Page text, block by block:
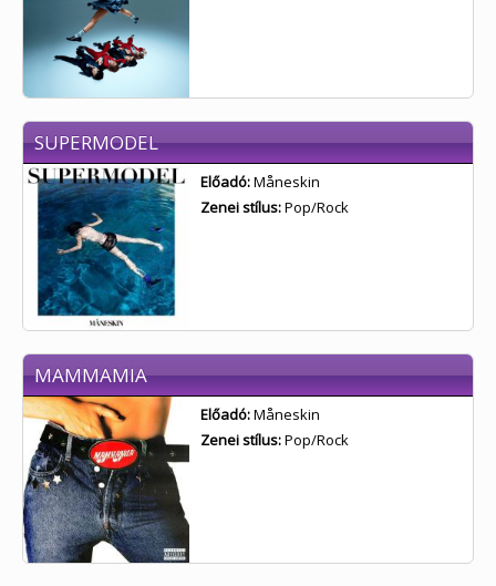
SUPERMODEL
Előadó:Måneskin
Zenei stílus:Pop/Rock
MAMMAMIA
Előadó:Måneskin
Zenei stílus:Pop/Rock